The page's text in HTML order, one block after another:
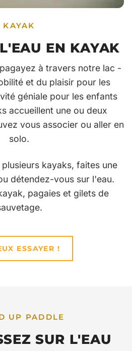
KAYAK
EN KAYAK
à travers notre lac -
et du plaisir pour les
géniale pour les enfants
accueillent une ou deux
vous associer ou aller en
solo.
kayaks, faites une
détendez-vous sur l'eau.
pagaies et gilets de
ESSAYER !
UP PADDLE
SUR L'EAU